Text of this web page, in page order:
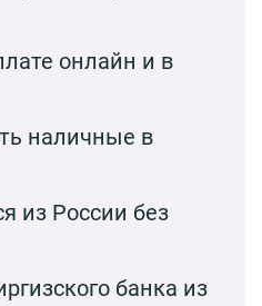
онлайн и в
наличные в
из России без
банка из